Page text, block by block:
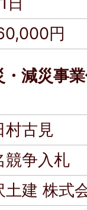
円
減災事
村古見
競争入札
土建 株式